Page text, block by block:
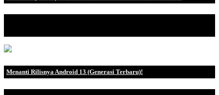
Menanti Rilisnya Android 13 (Generasi Terbaru)!